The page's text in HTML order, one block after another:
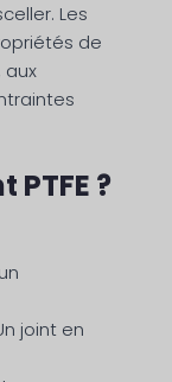
Les
de
aux
?
joint en